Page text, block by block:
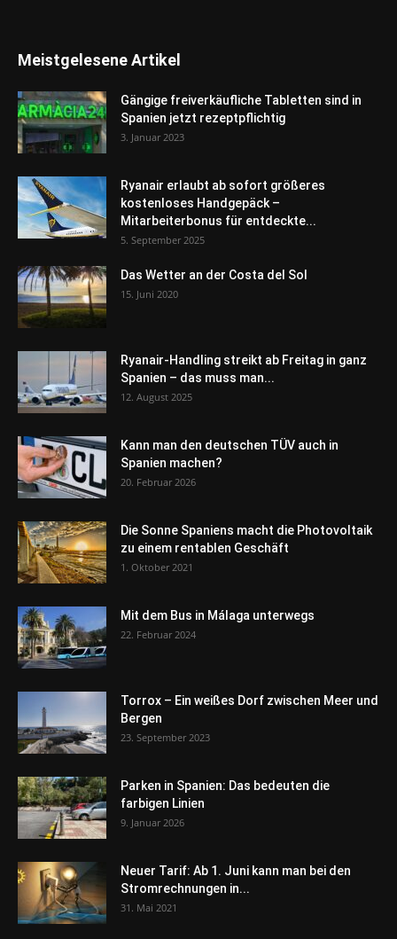
Meistgelesene Artikel
Gängige freiverkäufliche Tabletten sind in
Spanien jetzt rezeptpflichtig
3. Januar 2023
Ryanair erlaubt ab sofort größeres
kostenloses Handgepäck –
Mitarbeiterbonus für entdeckte...
5. September 2025
Das Wetter an der Costa del Sol
15. Juni 2020
Ryanair-Handling streikt ab Freitag in ganz
Spanien – das muss man...
12. August 2025
Kann man den deutschen TÜV auch in
Spanien machen?
20. Februar 2026
Die Sonne Spaniens macht die Photovoltaik
zu einem rentablen Geschäft
1. Oktober 2021
Mit dem Bus in Málaga unterwegs
22. Februar 2024
Torrox – Ein weißes Dorf zwischen Meer und
Bergen
23. September 2023
Parken in Spanien: Das bedeuten die
farbigen Linien
9. Januar 2026
Neuer Tarif: Ab 1. Juni kann man bei den
Stromrechnungen in...
31. Mai 2021